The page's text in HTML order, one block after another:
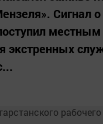
Сигнал
местным